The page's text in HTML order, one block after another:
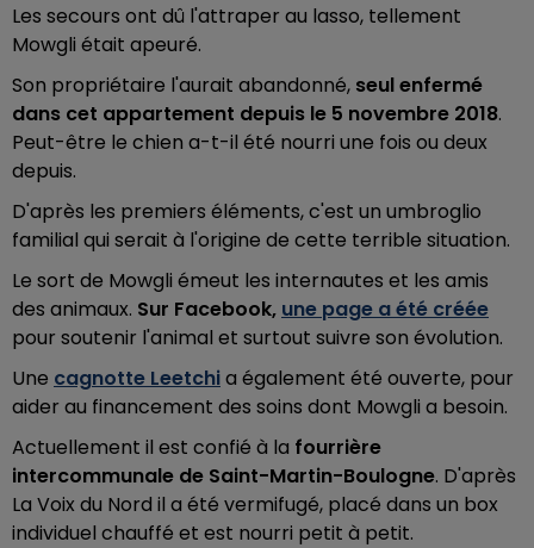
Les secours ont dû l'attraper au lasso, tellement
Mowgli était apeuré.
Son propriétaire l'aurait abandonné, seul enfermé
dans cet appartement depuis le 5 novembre 2018.
Peut-être le chien a-t-il été nourri une fois ou deux
depuis.
D'après les premiers éléments, c'est un umbroglio
familial qui serait à l'origine de cette terrible situation.
Le sort de Mowgli émeut les internautes et les amis
des animaux. Sur Facebook, une page a été créée
pour soutenir l'animal et surtout suivre son évolution.
Une cagnotte Leetchia également été ouverte, pour
aider au financement des soins dont Mowgli a besoin.
Actuellement il est confié à la fourrière
intercommunale de Saint-Martin-Boulogne. D'après
La Voix du Nord il a été vermifugé, placé dans un box
individuel chauffé et est nourri petit à petit.